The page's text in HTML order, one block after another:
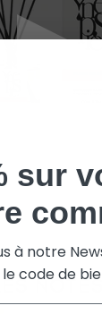
sur
à notre
code de